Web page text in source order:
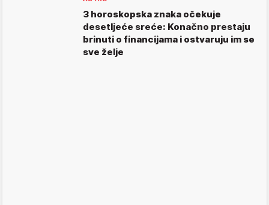
3 horoskopska znaka očekuje
desetljeće sreće: Konačno prestaju
brinuti o financijama i ostvaruju im se
sve želje